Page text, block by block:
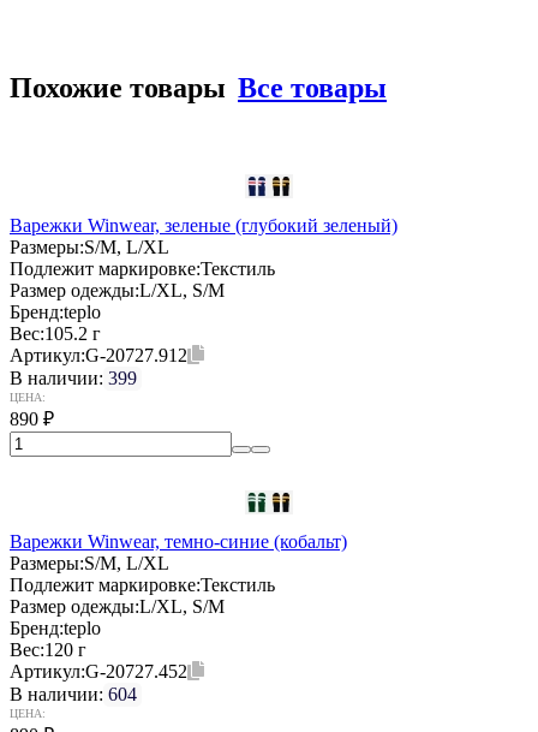
Похожие товары Все товары
Варежки Winwear, зеленые (глубокий зеленый)
Размеры:S/M, L/XL
Подлежит маркировке:Текстиль
Размер одежды:L/XL, S/M
Бренд:teplo
Вес:105.2 г
Артикул:G-20727.912
В наличии: 399
ЦЕНА:
890 ₽
Варежки Winwear, темно-синие (кобальт)
Размеры:S/M, L/XL
Подлежит маркировке:Текстиль
Размер одежды:L/XL, S/M
Бренд:teplo
Вес:120 г
Артикул:G-20727.452
В наличии: 604
ЦЕНА: